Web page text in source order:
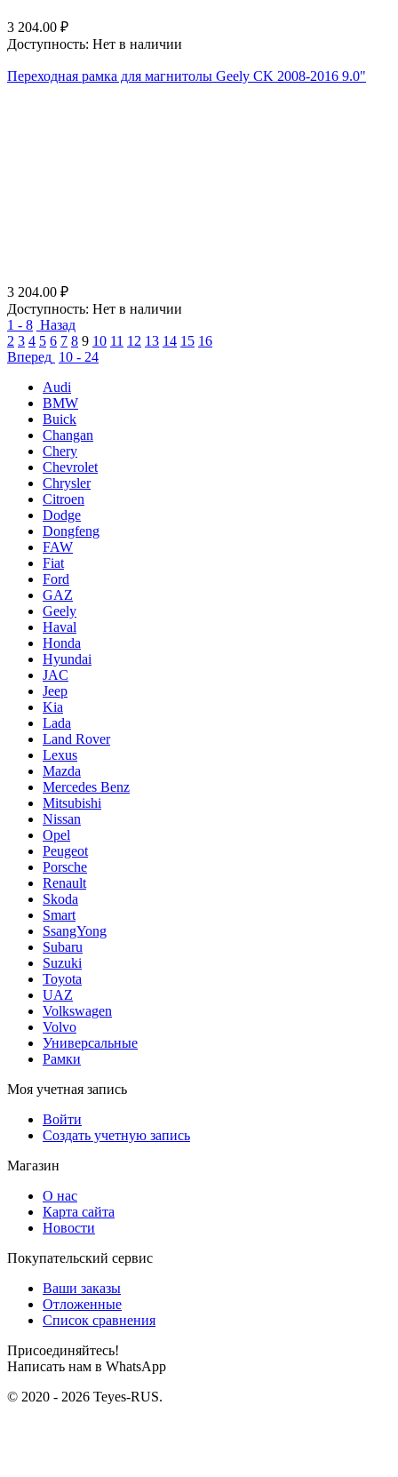
3 204.00 ₽
Доступность: Нет в наличии
Переходная рамка для магнитолы Geely CK 2008-2016 9.0"
3 204.00 ₽
Доступность: Нет в наличии
1 - 8 Назад
2 3 4 5 6 7 8 9 10 11 12 13 14 15 16
Вперед 10 - 24
Audi
BMW
Buick
Changan
Chery
Chevrolet
Chrysler
Citroen
Dodge
Dongfeng
FAW
Fiat
Ford
GAZ
Geely
Haval
Honda
Hyundai
JAC
Jeep
Kia
Lada
Land Rover
Lexus
Mazda
Mercedes Benz
Mitsubishi
Nissan
Opel
Peugeot
Porsche
Renault
Skoda
Smart
SsangYong
Subaru
Suzuki
Toyota
UAZ
Volkswagen
Volvo
Универсальные
Рамки
Моя учетная запись
Войти
Создать учетную запись
Магазин
О нас
Карта сайта
Новости
Покупательский сервис
Ваши заказы
Отложенные
Список сравнения
Присоединяйтесь!
Написать нам в WhatsApp
© 2020 - 2026 Teyes-RUS.